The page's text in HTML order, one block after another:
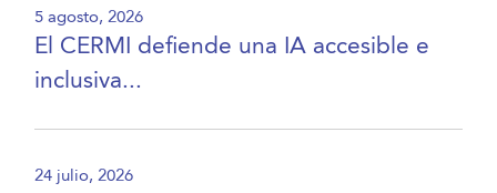
5 agosto, 2026
El CERMI defiende una IA accesible e
inclusiva...
24 julio, 2026